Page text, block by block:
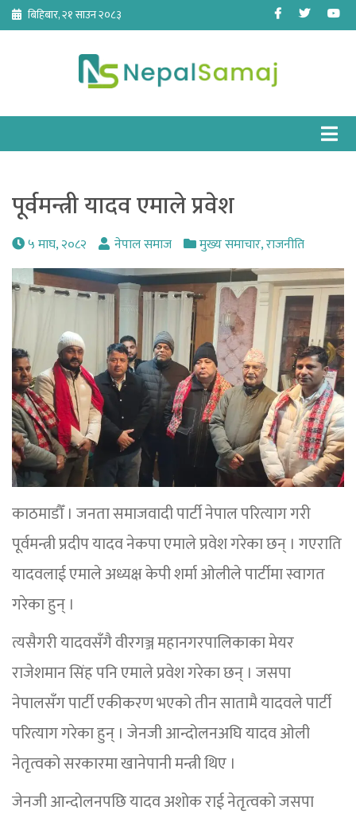
Skip
content
बिहिबार, २१ साउन २०८३ Facebook
Twitter
पूर्वमन्त्री यादव एमाले प्रवेश
५ माघ, २०८२ नेपाल समाज मुख्य समाचार,राजनीति
काठमाडौँ । जनता समाजवादी पार्टी नेपाल परित्याग गरी
पूर्वमन्त्री प्रदीप यादव नेकपा एमाले प्रवेश गरेका छन् । गएराति
यादवलाई एमाले अध्यक्ष केपी शर्मा ओलीले पार्टीमा स्वागत
गरेका हुन् ।
त्यसैगरी यादवसँगै वीरगञ्ज महानगरपालिकाका मेयर
राजेशमान सिंह पनि एमाले प्रवेश गरेका छन् । जसपा
नेपालसँग पार्टी एकीकरण भएको तीन सातामै यादवले पार्टी
परित्याग गरेका हुन् । जेनजी आन्दोलनअघि यादव ओली
नेतृत्वको सरकारमा खानेपानी मन्त्री थिए ।
जेनजी आन्दोलनपछि यादव अशोक राई नेतृत्वको जसपा